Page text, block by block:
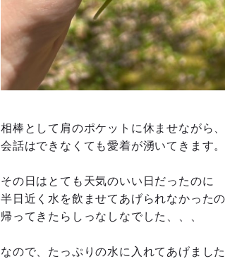
相棒として肩のポケットに休ませながら
会話はできなくても愛着が湧いてきます。
その日はとても天気のいい日だったのに
半日近く水を飲ませてあげられなかった
帰ってきたらしっなしなでした、、、
なので、たっぷりの水に入れてあげました